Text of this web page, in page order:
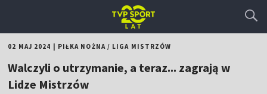
02 MAJ 2024 PIŁKA NOŻNA/ LIGA MISTRZÓW
Walczyli o utrzymanie, a teraz... zagrają w
Lidze Mistrzów